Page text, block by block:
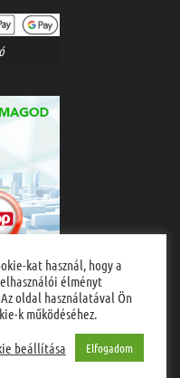
kat használ, hogy a
élményt
oldal használatával Ön
k működéséhez.
beállítása Elfogadom